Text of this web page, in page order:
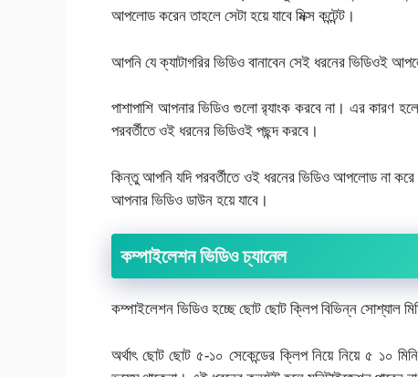
আপলোড করেন তাহলে সেটা হয়ে যাবে মিক্স কন্টেন্ট।
আপনি যে ক্যাটাগরির ভিডিও বানাবেন সেই ধরনের ভিডিওই
পাশাপাশি আপনার ভিডিও গুলো র‍্যাংক করবে না। এর কারণ
পরবর্তীতে ওই ধরনের ভিডিওই পছন্দ করবে।
কিন্তু আপনি যদি পরবর্তীতে ওই ধরনের ভিডিও আপলোড না
আপনার ভিডিও ডাউন হয়ে যাবে।
কম্পাইলেশন ভিডিও চ্যানেল
কম্পাইলেশন ভিডিও হচ্ছে ছোট ছোট ক্লিপ বিভিন্ন সোশ্যাল
অর্থাৎ ছোট ছোট ৫-১০ সেকেন্ডের ক্লিপ নিয়ে নিয়ে ৫ ১০